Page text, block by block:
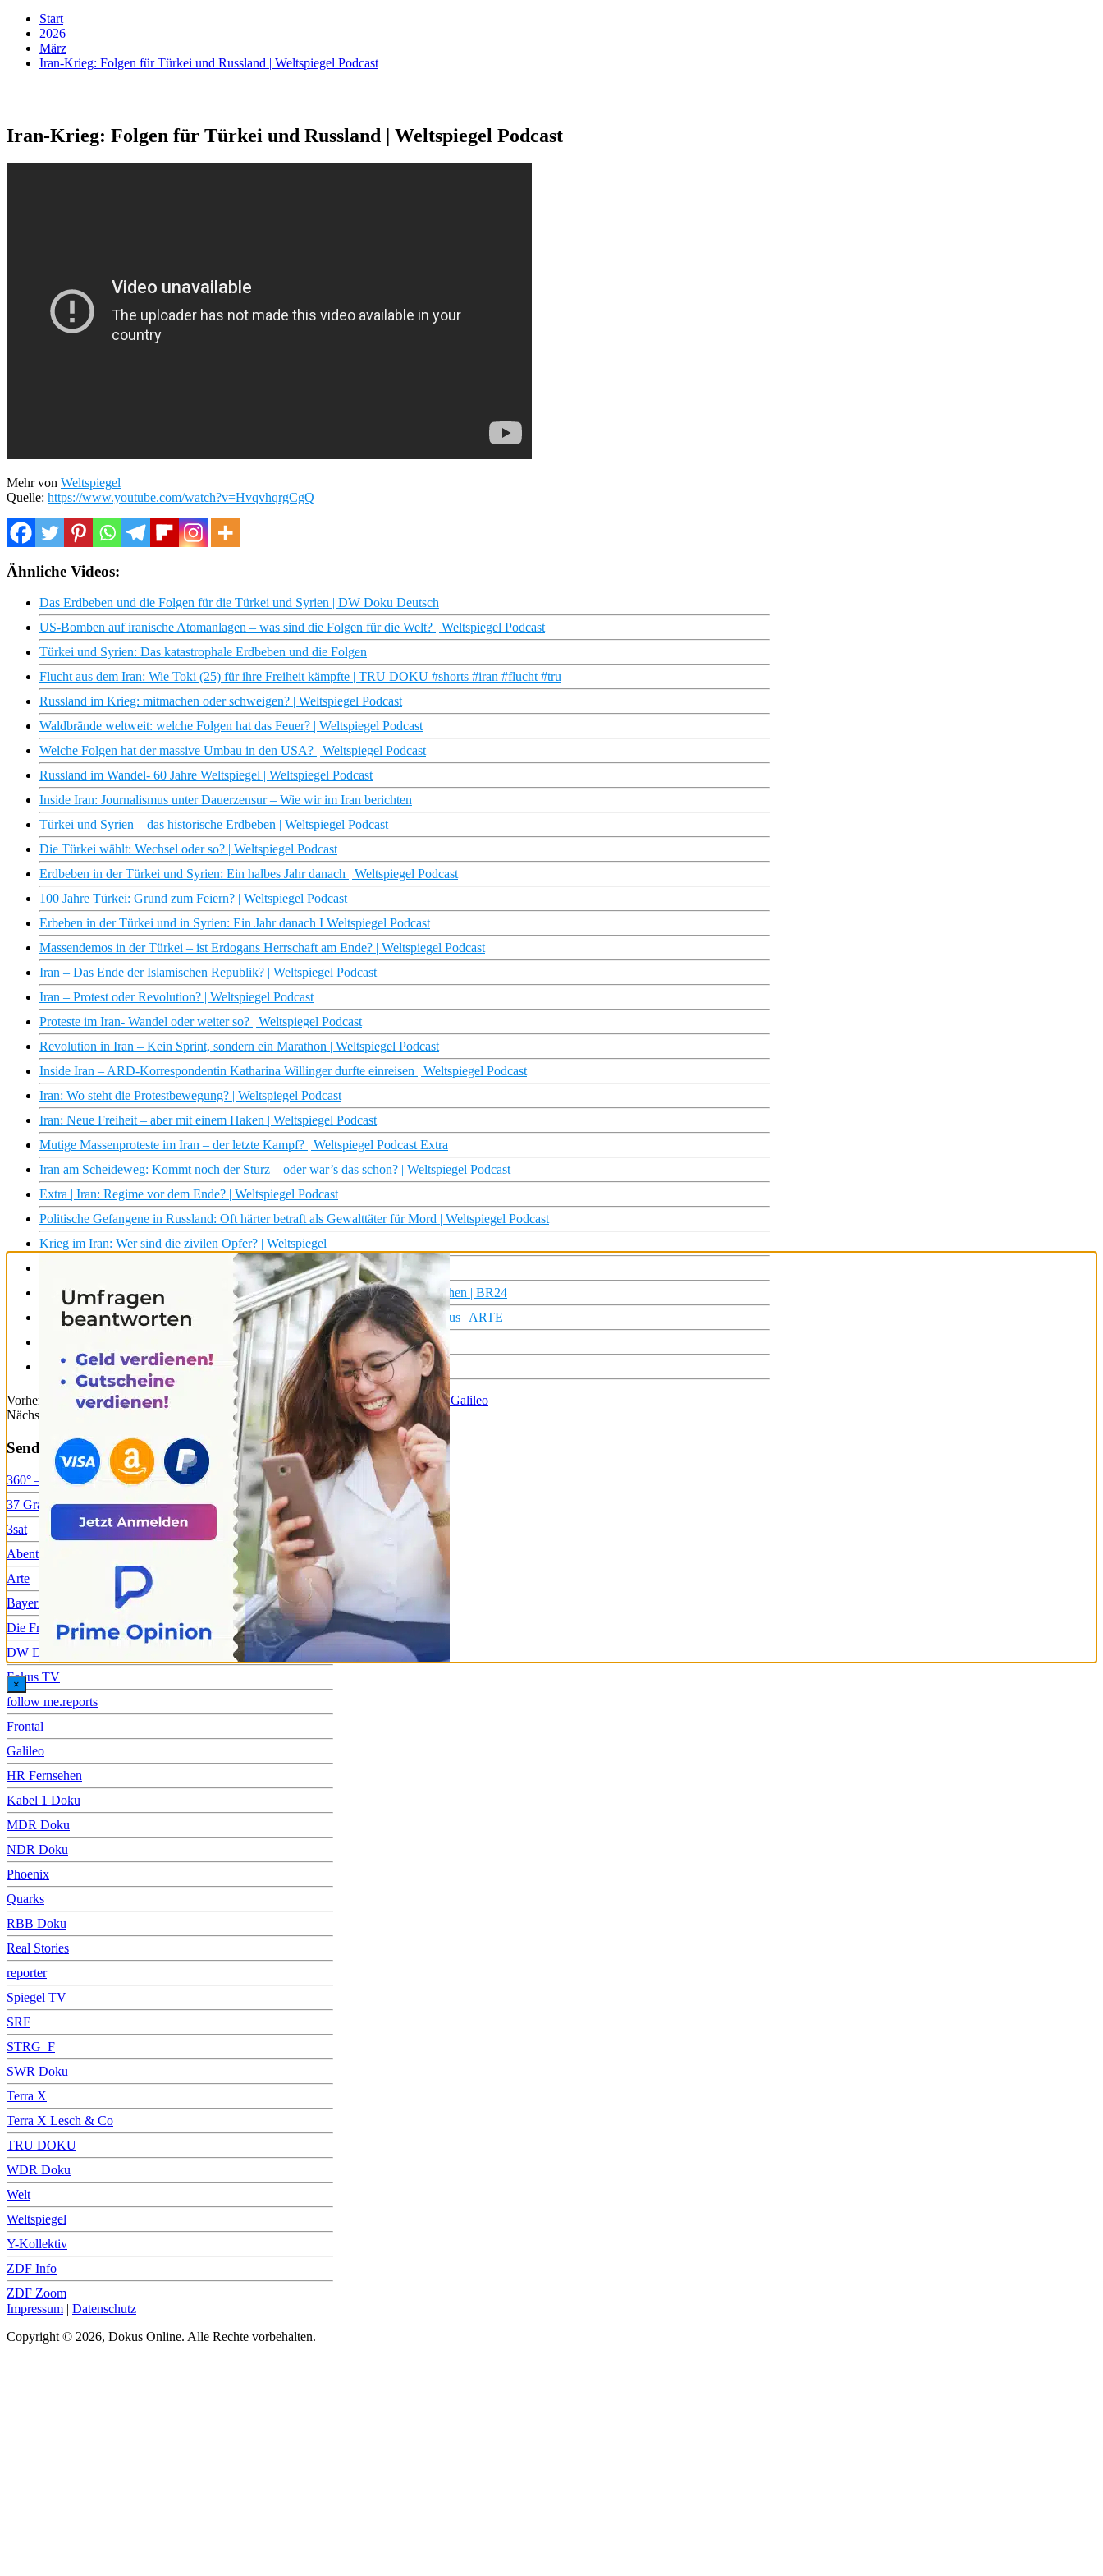
Start
2026
März
Iran-Krieg: Folgen für Türkei und Russland | Weltspiegel Podcast
Iran-Krieg: Folgen für Türkei und Russland | Weltspiegel Podcast
Mehr von Weltspiegel
Quelle: https://www.youtube.com/watch?v=HvqvhqrgCgQ
Ähnliche Videos:
Das Erdbeben und die Folgen für die Türkei und Syrien | DW Doku Deutsch
US-Bomben auf iranische Atomanlagen – was sind die Folgen für die Welt? | Weltspiegel Podcast
Türkei und Syrien: Das katastrophale Erdbeben und die Folgen
Flucht aus dem Iran: Wie Toki (25) für ihre Freiheit kämpfte | TRU DOKU #shorts #iran #flucht #tru
Russland im Krieg: mitmachen oder schweigen? | Weltspiegel Podcast
Waldbrände weltweit: welche Folgen hat das Feuer? | Weltspiegel Podcast
Welche Folgen hat der massive Umbau in den USA? | Weltspiegel Podcast
Russland im Wandel- 60 Jahre Weltspiegel | Weltspiegel Podcast
Inside Iran: Journalismus unter Dauerzensur – Wie wir im Iran berichten
Türkei und Syrien – das historische Erdbeben | Weltspiegel Podcast
Die Türkei wählt: Wechsel oder so? | Weltspiegel Podcast
Erdbeben in der Türkei und Syrien: Ein halbes Jahr danach | Weltspiegel Podcast
100 Jahre Türkei: Grund zum Feiern? | Weltspiegel Podcast
Erbeben in der Türkei und in Syrien: Ein Jahr danach I Weltspiegel Podcast
Massendemos in der Türkei – ist Erdogans Herrschaft am Ende? | Weltspiegel Podcast
Iran – Das Ende der Islamischen Republik? | Weltspiegel Podcast
Iran – Protest oder Revolution? | Weltspiegel Podcast
Proteste im Iran- Wandel oder weiter so? | Weltspiegel Podcast
Revolution in Iran – Kein Sprint, sondern ein Marathon | Weltspiegel Podcast
Inside Iran – ARD-Korrespondentin Katharina Willinger durfte einreisen | Weltspiegel Podcast
Iran: Wo steht die Protestbewegung? | Weltspiegel Podcast
Iran: Neue Freiheit – aber mit einem Haken | Weltspiegel Podcast
Mutige Massenproteste im Iran – der letzte Kampf? | Weltspiegel Podcast Extra
Iran am Scheideweg: Kommt noch der Sturz – oder war’s das schon? | Weltspiegel Podcast
Extra | Iran: Regime vor dem Ende? | Weltspiegel Podcast
Politische Gefangene in Russland: Oft härter betraft als Gewalttäter für Mord | Weltspiegel Podcast
Krieg im Iran: Wer sind die zivilen Opfer? | Weltspiegel
Urlaubschaos durch den Iran-Krieg | Weltspiegel
Sonne, Strand und Oligarchen: Die Türkei-Russland-Connection | report München | BR24
Russland und Iran: Welche sozialen Netzwerke? | Mit offenen Karten – Im Fokus | ARTE
Russland, China, Iran: Front gegen den Westen | Doku HD | ARTE
Russland, China, Iran: Front gegen den Westen | Doku HD Reupload | ARTE
Vorheriger Beitrag Das Bad der Zukunft: Dusche ohne Wasser-Limit & KI-Toilette? | Galileo
Nächster Beitrag
Anderlecht: Besseres Image dank Fastenbrechen
Sender & Sendungen
360° – GEO Reportage
37 Grad
3sat
Abenteuer Leben
Arte
Bayerisches Fernsehen
Die Frage
DW Doku
Fokus TV
follow me.reports
Frontal
Galileo
HR Fernsehen
Kabel 1 Doku
MDR Doku
NDR Doku
Phoenix
Quarks
RBB Doku
Real Stories
reporter
Spiegel TV
SRF
STRG_F
SWR Doku
Terra X
Terra X Lesch & Co
TRU DOKU
WDR Doku
Welt
Weltspiegel
Y-Kollektiv
ZDF Info
ZDF Zoom
Impressum | Datenschutz
Copyright © 2026, Dokus Online. Alle Rechte vorbehalten.
×